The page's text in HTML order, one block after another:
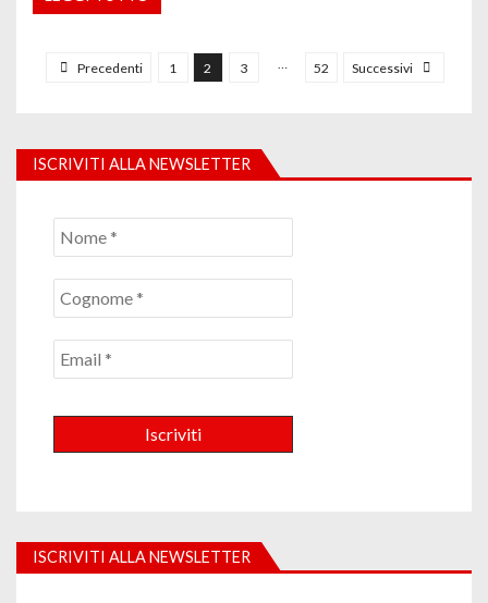
n
a
a
r
Precedenti 1 2 3 52 Successivi
ISCRIVITI ALLA NEWSLETTER
ISCRIVITI ALLA NEWSLETTER